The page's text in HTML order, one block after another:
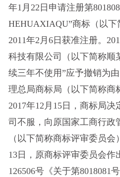
年1月22日申请注册第
HEHUAXIAQU”商标（以
2011年2月6日获准注册。
科技有限公司（以下简称顺
续三年不使用”应予撤销为
理总局商标局（以下简称商
2017年12月15日，商标局
司不服，向原国家工商行政
（以下简称商标评审委员会
13日，原商标评审委员会作
126506号《关于第8018081